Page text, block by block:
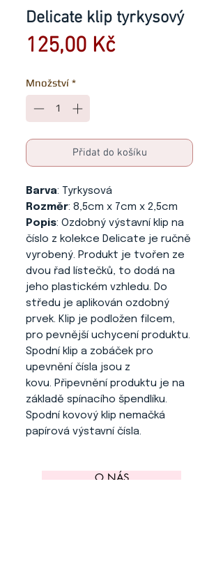
Delicate klip tyrkysový
125,00 KčCena
Množství *
Přidat do košíku
Barva: Tyrkysová
Rozměr: 8,5cm x 7cm x 2,5cm
Popis: Ozdobný výstavní klip na
číslo z kolekce Delicate je ručně
vyrobený. Produkt je tvořen ze
dvou řad lístečků, to dodá na
jeho plastickém vzhledu. Do
středu je aplikován ozdobný
prvek. Klip je podložen filcem,
pro pevnější uchycení produktu.
Spodní klip a zobáček pro
upevnění čísla jsou z
kovu. Připevnění produktu je na
základě spínacího špendlíku.
Spodní kovový klip nemačká
papírová výstavní čísla.
O NÁS